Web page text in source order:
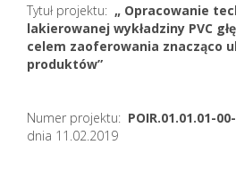
Tytuł projektu: „ Opracowanie
lakierowanej wykładziny PVC
celem zaoferowania znacząco
produktów”
Numer projektu: POIR.01.01.01-
dnia 11.02.2019